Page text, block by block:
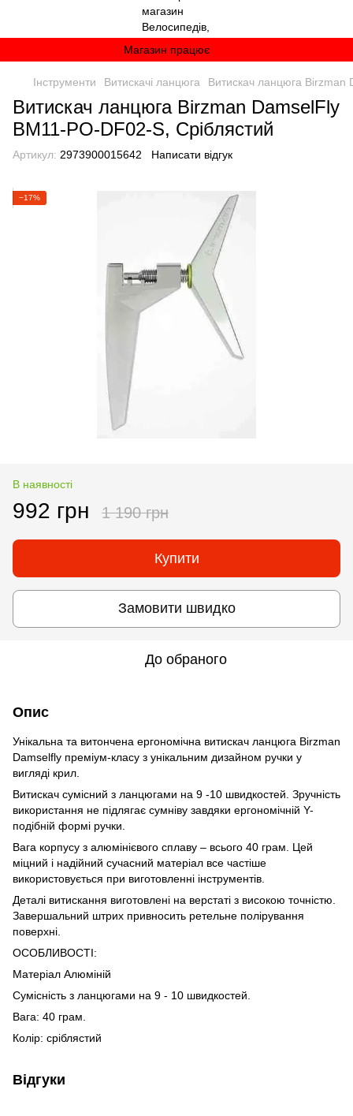
Магазин працює
Інструменти Витискачі ланцюга Витискач ланцюга Birzman
Витискач ланцюга Birzman DamselFly
BM11-PO-DF02-S, Сріблястий
Артикул: 2973900015642 Написати відгук
−17%
В наявності
992 грн 1 190 грн
Купити
Замовити швидко
До обраного
Опис
Унікальна та витончена ергономічна витискач ланцюга Birzman
Damselfly преміум-класу з унікальним дизайном ручки у
вигляді крил.
Витискач сумісний з ланцюгами на 9 -10 швидкостей. Зручність
використання не підлягає сумніву завдяки ергономічній Y-
подібній формі ручки.
Вага корпусу з алюмінієвого сплаву – всього 40 грам. Цей
міцний і надійний сучасний матеріал все частіше
використовується при виготовленні інструментів.
Деталі витискання виготовлені на верстаті з високою точністю.
Завершальний штрих привносить ретельне полірування
поверхні.
ОСОБЛИВОСТІ:
Матеріал Алюміній
Сумісність з ланцюгами на 9 - 10 швидкостей.
Вага: 40 грам.
Колір: сріблястий
Відгуки